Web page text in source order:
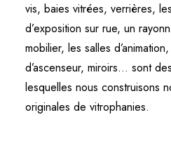
vis, baies vitrées, verrières,
d’exposition sur rue, un
mobilier, les salles
d’ascenseur, miroirs… sont
lesquelles nous construisons
originales de vitrophanies.